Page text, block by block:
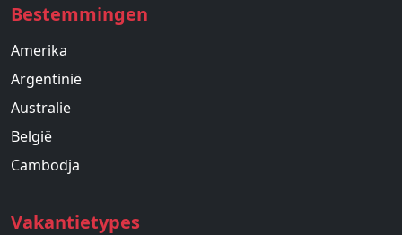
Bestemmingen
Amerika
Argentinië
Australie
België
Cambodja
Vakantietypes